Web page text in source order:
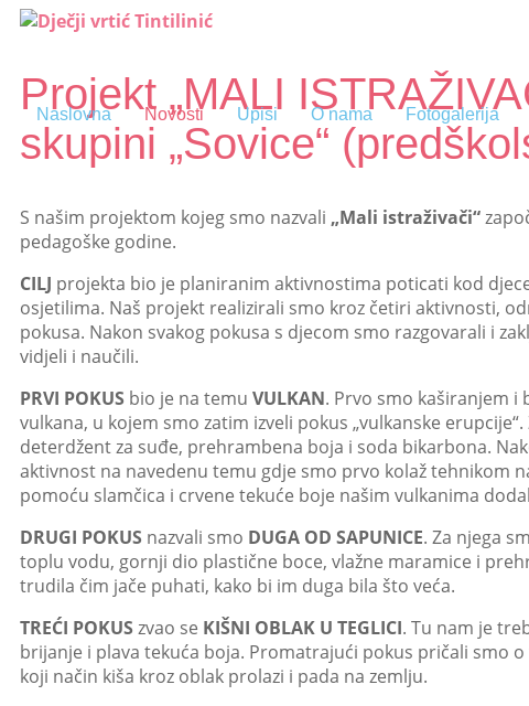
Naslovna Novosti Upisi O nama Fotogalerija
Projekt „MALI
skupini „Sovice“
S našim projektom kojeg smo nazvali „Mali istraživači“
pedagoške godine.
CILJ projekta bio je planiranim aktivnostima poticati kod
osjetilima. Naš projekt realizirali smo kroz četiri aktivnosti,
pokusa. Nakon svakog pokusa s djecom smo razgovarali i
vidjeli i naučili.
PRVI POKUS bio je na temu VULKAN. Prvo smo kaširanjem i
vulkana, u kojem smo zatim izveli pokus „vulkanske
deterdžent za suđe, prehrambena boja i soda bikarbona.
aktivnost na navedenu temu gdje smo prvo kolaž tehnikom
pomoću slamčica i crvene tekuće boje našim vulkanima
DRUGI POKUS nazvali smo DUGA OD SAPUNICE. Za njega
toplu vodu, gornji dio plastične boce, vlažne maramice i
trudila čim jače puhati, kako bi im duga bila što veća.
TREĆI POKUSzvao se KIŠNI OBLAK U TEGLICI. Tu nam je
brijanje i plava tekuća boja. Promatrajući pokus pričali smo
koji način kiša kroz oblak prolazi i pada na zemlju.